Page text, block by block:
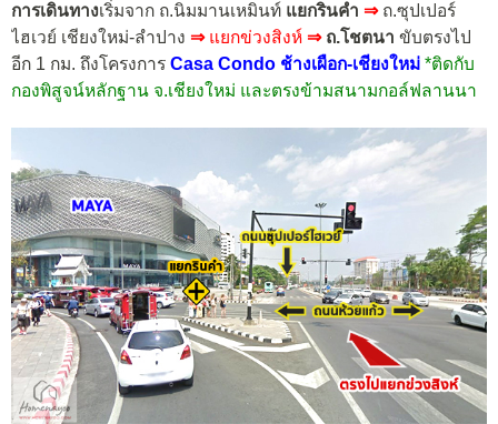
การเดินทางเริ่มจาก ถ.นิมมานเหมินท์ แยกรินคำ ⇒ ถ.ซุปเปอร์
ไฮเวย์ เชียงใหม่-ลำปาง ⇒ แยกข่วงสิงห์ ⇒ถ.โชตนา ขับตรงไป
อีก 1 กม. ถึงโครงการ Casa Condo ช้างเผือก-เชียงใหม่ *ติดกับ
กองพิสูจน์หลักฐาน จ.เชียงใหม่ และตรงข้ามสนามกอล์ฟลานนา